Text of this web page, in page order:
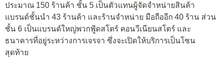
ประมาณ 150 ร้านค้า ชั้น 5 เป็นตัวแทนผู้จัดจำหน่ายสินค้า
แบรนด์ชั้นนำ 43 ร้านค้า และร้านจำหน่าย มือถืออีก 40 ร้าน ส่วน
ชั้น 6 เป็นแบรนด์ใหญ่พวกฟู้ดสโตร์ คอนวีเนียนสโตร์ และ
ธนาคารที่อยู่ระหว่างการเจรจา ซึ่งจะเปิดให้บริการเป็นโซน
สุดท้าย